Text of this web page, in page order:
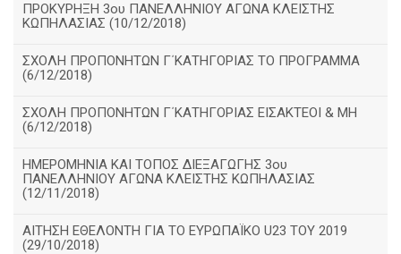
ΠΡΟΚΥΡΗΞΗ 3ου ΠΑΝΕΛΛΗΝΙΟΥ ΑΓΩΝΑ ΚΛΕΙΣΤΗΣ
ΚΩΠΗΛΑΣΙΑΣ (10/12/2018)
ΣΧΟΛΗ ΠΡΟΠΟΝΗΤΩΝ Γ΄ΚΑΤΗΓΟΡΙΑΣ ΤΟ ΠΡΟΓΡΑΜΜΑ
(6/12/2018)
ΣΧΟΛΗ ΠΡΟΠΟΝΗΤΩΝ Γ΄ΚΑΤΗΓΟΡΙΑΣ ΕΙΣΑΚΤΕΟΙ & ΜΗ
(6/12/2018)
ΗΜΕΡΟΜΗΝΙΑ ΚΑΙ ΤΟΠΟΣ ΔΙΕΞΑΓΩΓΗΣ 3ου
ΠΑΝΕΛΛΗΝΙΟΥ ΑΓΩΝΑ ΚΛΕΙΣΤΗΣ ΚΩΠΗΛΑΣΙΑΣ
(12/11/2018)
ΑΙΤΗΣΗ ΕΘΕΛΟΝΤΗ ΓΙΑ ΤΟ ΕΥΡΩΠΑΪΚΟ U23 ΤΟΥ 2019
(29/10/2018)